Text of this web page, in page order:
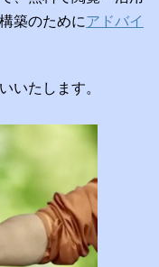
築のためにアドバイ
いたします。